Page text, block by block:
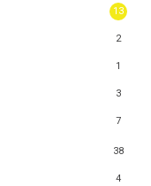
13
2
1
3
7
38
4